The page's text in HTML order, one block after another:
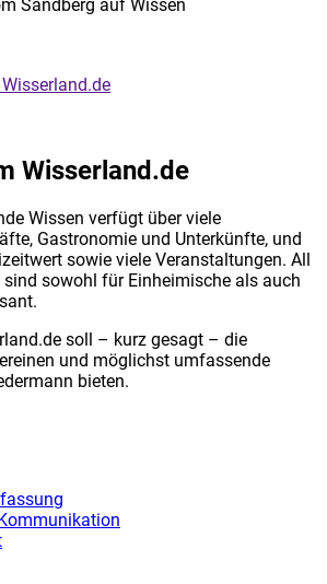
Wisserland.de
Wissen verfügt über viele
Gastronomie und Unterkünfte, und
sowie viele Veranstaltungen. All
sowohl für Einheimische als auch
soll – kurz gesagt – die
und möglichst umfassende
bieten.